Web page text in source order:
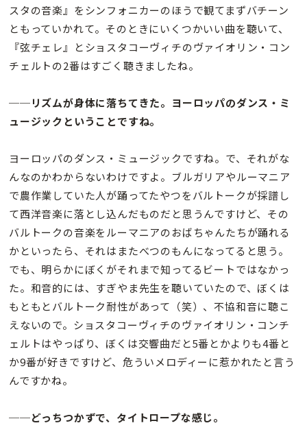
スタの音楽』をシンフォニカーのほうで観てまずバチーン
ともっていかれて。そのときにいくつかいい曲を聴いて、
『弦チェレ』とショスタコーヴィチのヴァイオリン・コン
チェルトの2番はすごく聴きましたね。
──リズムが身体に落ちてきた。ヨーロッパのダンス・ミ
ュージックということですね。
ヨーロッパのダンス・ミュージックですね。で、それがな
んなのかわからないわけですよ。ブルガリアやルーマニア
で農作業していた人が踊ってたやつをバルトークが採譜し
て西洋音楽に落とし込んだものだと思うんですけど、その
バルトークの音楽をルーマニアのおばちゃんたちが踊れる
かといったら、それはまたべつのもんになってると思う。
でも、明らかにぼくがそれまで知ってるビートではなかっ
た。和音的には、すぎやま先生を聴いていたので、ぼくは
もともとバルトーク耐性があって（笑）、不協和音に聴こ
えないので。ショスタコーヴィチのヴァイオリン・コンチ
ェルトはやっぱり、ぼくは交響曲だと5番とかよりも4番と
か9番が好きですけど、危ういメロディーに惹かれたと言う
んですかね。
──どっちつかずで、タイトロープな感じ。